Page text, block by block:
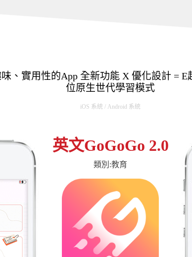
、實用性的App 全新功能 X 優化設計 =
位原生世代學習模式
iOS 系統 / Android 系統
英文GoGoGo 2.0
類別:教育